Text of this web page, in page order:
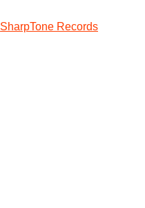
SharpTone Records